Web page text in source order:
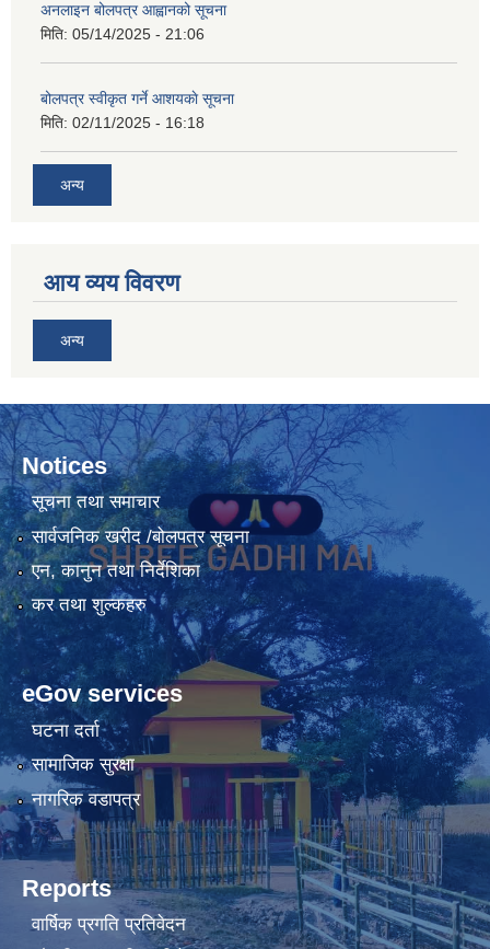
अनलाइन बोलपत्र आह्वानको सूचना
मिति: 05/14/2025 - 21:06
बोलपत्र स्वीकृत गर्ने आशयकाे सूचना
मिति: 02/11/2025 - 16:18
अन्य
आय व्यय विवरण
अन्य
Notices
सूचना तथा समाचार
सार्वजनिक खरीद /बोलपत्र सूचना
एन, कानुन तथा निर्देशिका
कर तथा शुल्कहरु
eGov services
घटना दर्ता
सामाजिक सुरक्षा
नागरिक वडापत्र
Reports
वार्षिक प्रगति प्रतिवेदन